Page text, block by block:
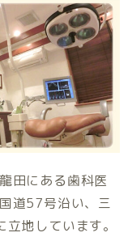
田にある歯科医
道57号沿い、三
地しています。